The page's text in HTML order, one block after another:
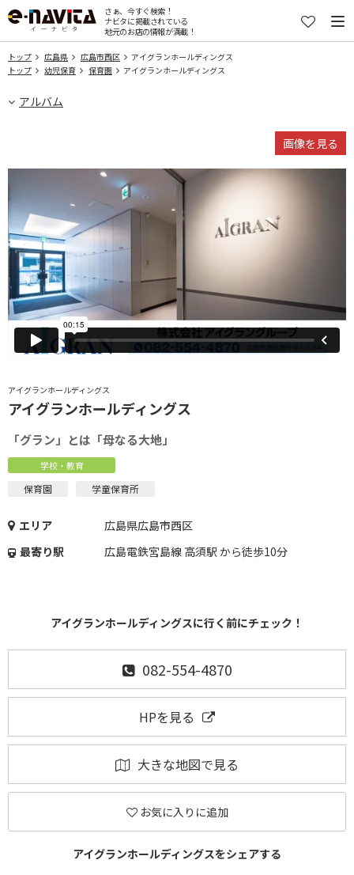
さぁ、今すぐ検索！
ナビタに掲載されている
地元のお店の情報が満載！
トップ 広島県 広島市西区
アイグランホールディングス
トップ
幼児保育 保育園 アイグランホールディングス
アルバム
アイグランホールディングス
アイグランホールディングス
「グラン」とは「母なる大地」
学校・教育
保育園 学童保育所
エリア
広島県広島市西区
最寄り駅
広島電鉄宮島線 高須駅 から徒歩10分
アイグランホールディングスに行く前にチェック！
082-554-4870
HPを見る
大きな地図で見る
お気に入りに追加
アイグランホールディングスをシェアする
画像を見る